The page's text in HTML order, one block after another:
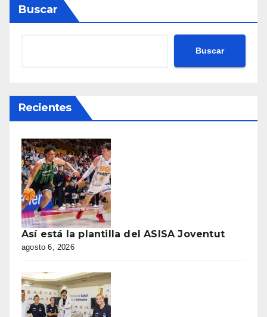
Buscar
Buscar
Recientes
Así está la plantilla del ASISA Joventut
agosto 6, 2026